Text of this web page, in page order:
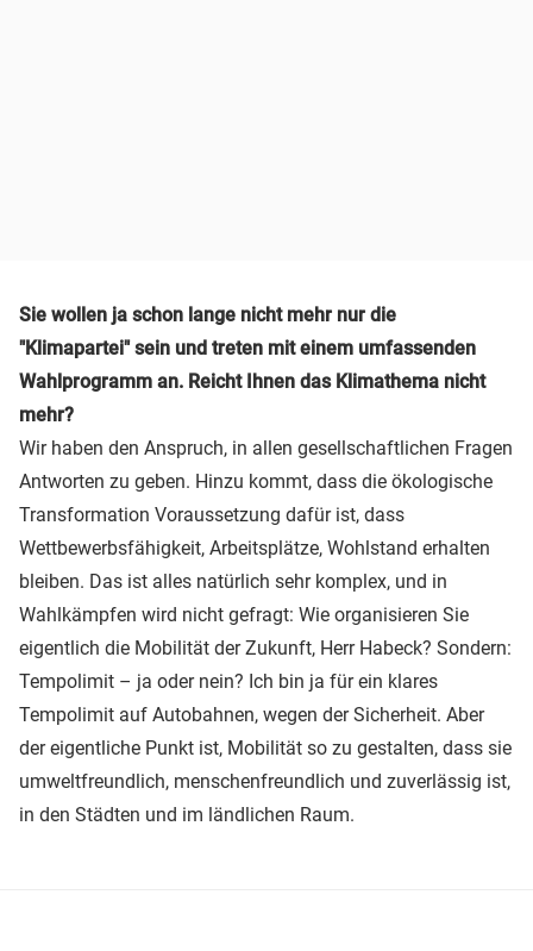
Sie wollen ja schon lange nicht mehr nur die
"Klimapartei" sein und treten mit einem umfassenden
Wahlprogramm an. Reicht Ihnen das Klimathema nicht
mehr?
Wir haben den Anspruch, in allen gesellschaftlichen Fragen
Antworten zu geben. Hinzu kommt, dass die ökologische
Transformation Voraussetzung dafür ist, dass
Wettbewerbsfähigkeit, Arbeitsplätze, Wohlstand erhalten
bleiben. Das ist alles natürlich sehr komplex, und in
Wahlkämpfen wird nicht gefragt: Wie organisieren Sie
eigentlich die Mobilität der Zukunft, Herr Habeck? Sondern:
Tempolimit – ja oder nein? Ich bin ja für ein klares
Tempolimit auf Autobahnen, wegen der Sicherheit. Aber
der eigentliche Punkt ist, Mobilität so zu gestalten, dass sie
umweltfreundlich, menschenfreundlich und zuverlässig ist,
in den Städten und im ländlichen Raum.